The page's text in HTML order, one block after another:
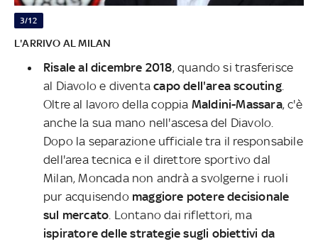
3/12
L'ARRIVO AL MILAN
Risale al dicembre 2018, quando si trasferisce
al Diavolo e diventa capo dell'area scouting.
Oltre al lavoro della coppia Maldini-Massara, c'è
anche la sua mano nell'ascesa del Diavolo.
Dopo la separazione ufficiale tra il responsabile
dell'area tecnica e il direttore sportivo dal
Milan, Moncada non andrà a svolgerne i ruoli
pur acquisendo maggiore potere decisionale
sul mercato . Lontano dai riflettori, ma
ispiratore delle strategie sugli obiettivi da